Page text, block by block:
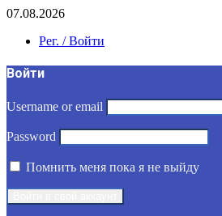
07.08.2026
Рег. / Войти
Войти
Username or email
Password
Помнить меня пока я не выйду